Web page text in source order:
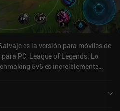
es la versión para móviles de
PC, League of Legends. Lo
5v5 es increíblemente
mejor experiencia de juego que he